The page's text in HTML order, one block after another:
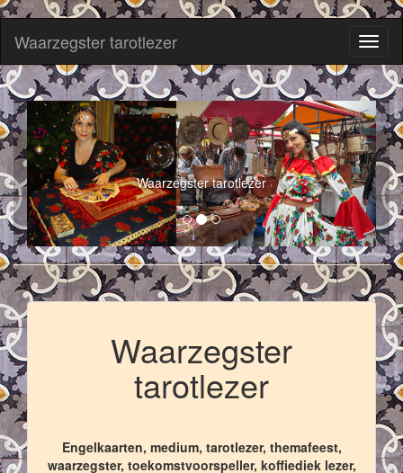
Waarzegster tarotlezer
Waarzegster tarotlezer
Waarzegster
tarotlezer
Engelkaarten, medium, tarotlezer, themafeest,
waarzegster, toekomstvoorspeller, koffiediek lezer,